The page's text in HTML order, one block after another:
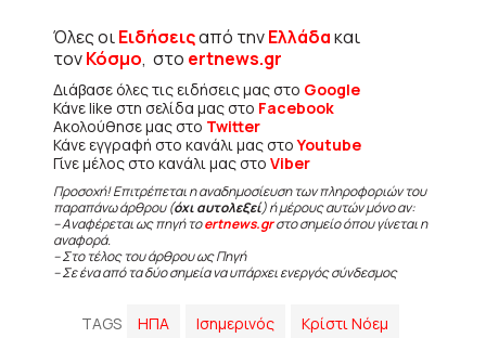
Όλες οιΕιδήσειςαπό τηνΕλλάδακαι
τονΚόσμο, στο ertnews.gr
Διάβασε όλες τις ειδήσεις μας στο Google
Κάνε like στη σελίδα μας στο Facebook
Ακολούθησε μας στο Twitter
Κάνε εγγραφή στο κανάλι μας στοYoutube
Γίνε μέλος στο κανάλι μας στο Viber
Προσοχή! Επιτρέπεται η αναδημοσίευση των πληροφοριών του
παραπάνω άρθρου (όχι αυτολεξεί) ή μέρους αυτών μόνο αν:
– Αναφέρεται ως πηγή τοertnews.grστο σημείο όπου γίνεται η
αναφορά.
– Στο τέλος του άρθρου ως Πηγή
– Σε ένα από τα δύο σημεία να υπάρχει ενεργός σύνδεσμος
TAGS ΗΠΑ Ισημερινός Κρίστι Νόεμ